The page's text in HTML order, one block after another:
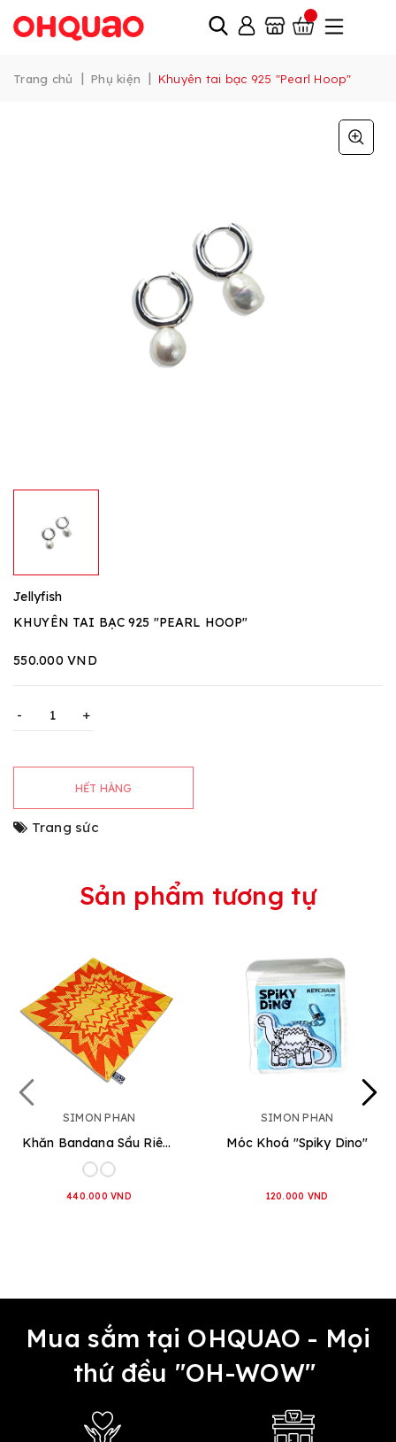
Trang chủ | Phụ kiện | Khuyên tai bạc 925 "Pearl Hoop"
Jellyfish
KHUYÊN TAI BẠC 925 "PEARL HOOP"
550.000 VND
- +
HẾT HÀNG
Trang sức
Sản phẩm tương tự
SIMON PHAN
Khăn Bandana Sầu Riêng
440.000 VND
SIMON PHAN
Móc Khoá "Spiky Dino"
120.000 VND
Mua sắm tại OHQUAO - Mọi
thứ đều "OH-WOW"